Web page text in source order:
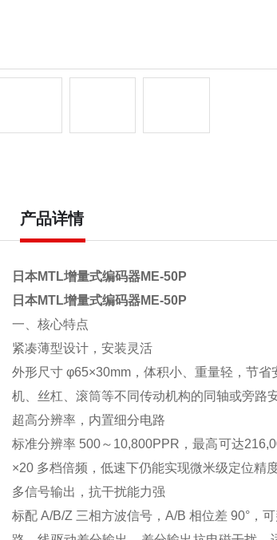
产品详情
日本MTL增量式编码器ME-50P
日本MTL增量式编码器ME-50P
一、核心特点
紧凑薄型设计，安装灵活
外形尺寸 φ65×30mm，体积小、重量轻，节
机、丝杠、滚筒等不同传动机构的同轴或旁路
超高分辨率，内置细分电路
标准分辨率 500～10,800PPR，最高可达
×20 多档倍频，低速下仍能实现微米级定位精
多信号输出，抗干扰能力强
标配 A/B/Z 三相方波信号，A/B 相位差 90°，